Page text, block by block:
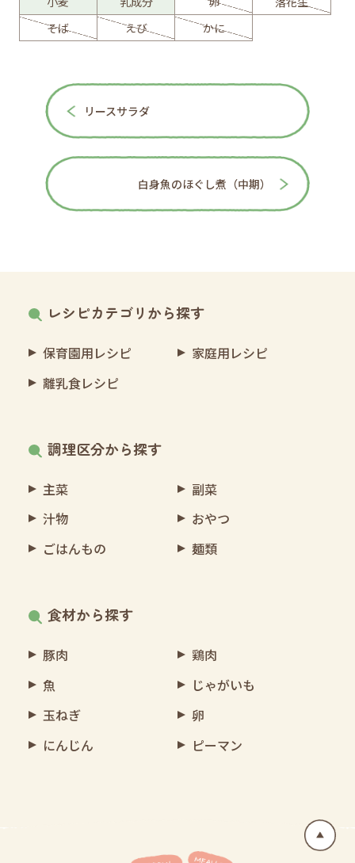
そば
えび かに
リースサラダ
白身魚のほぐし煮（中期）
レシピカテゴリから探す
保育園用レシピ
家庭用レシピ
離乳食レシピ
調理区分から探す
主菜
副菜
汁物
おやつ
ごはんもの
麺類
食材から探す
豚肉
鶏肉
魚
じゃがいも
玉ねぎ
卵
にんじん
ピーマン